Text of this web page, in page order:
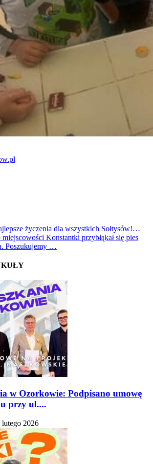
życzenia dla wszystkich Sołtysów!…
Konstantki przybłąkał się pies
Poszukujemy …
w Ozorkowie: Podpisano umowę
przy ul....
lutego 2026